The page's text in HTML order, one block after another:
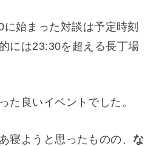
始まった対談は予定時刻
には23:30を超える長丁場
た良いイベントでした。
寝ようと思ったものの、な